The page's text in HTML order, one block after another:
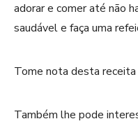
adorar e comer até não
saudável e faça uma
Tome nota desta receita
Também lhe pode